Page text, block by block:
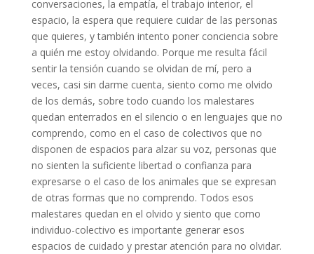
conversaciones, la empatía, el trabajo interior, el
espacio, la espera que requiere cuidar de las personas
que quieres, y también intento poner conciencia sobre
a quién me estoy olvidando. Porque me resulta fácil
sentir la tensión cuando se olvidan de mí, pero a
veces, casi sin darme cuenta, siento como me olvido
de los demás, sobre todo cuando los malestares
quedan enterrados en el silencio o en lenguajes que no
comprendo, como en el caso de colectivos que no
disponen de espacios para alzar su voz, personas que
no sienten la suficiente libertad o confianza para
expresarse o el caso de los animales que se expresan
de otras formas que no comprendo. Todos esos
malestares quedan en el olvido y siento que como
individuo-colectivo es importante generar esos
espacios de cuidado y prestar atención para no olvidar.